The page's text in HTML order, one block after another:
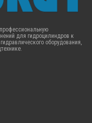
для гидроцилиндров к
оборудования,